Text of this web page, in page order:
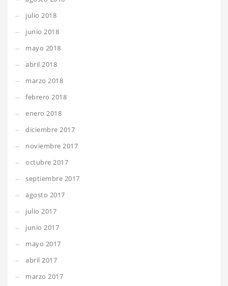
julio 2018
junio 2018
mayo 2018
abril 2018
marzo 2018
febrero 2018
enero 2018
diciembre 2017
noviembre 2017
octubre 2017
septiembre 2017
agosto 2017
julio 2017
junio 2017
mayo 2017
abril 2017
marzo 2017